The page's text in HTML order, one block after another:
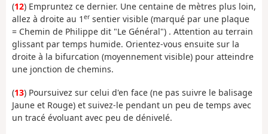
(12) Empruntez ce dernier. Une centaine de mètres plus loin,
allez à droite au 1 er sentier visible (marqué par une plaque
= Chemin de Philippe dit "Le Général") . Attention au terrain
glissant par temps humide. Orientez-vous ensuite sur la
droite à la bifurcation (moyennement visible) pour atteindre
une jonction de chemins.
(13) Poursuivez sur celui d'en face (ne pas suivre le balisage
Jaune et Rouge) et suivez-le pendant un peu de temps avec
un tracé évoluant avec peu de dénivelé.